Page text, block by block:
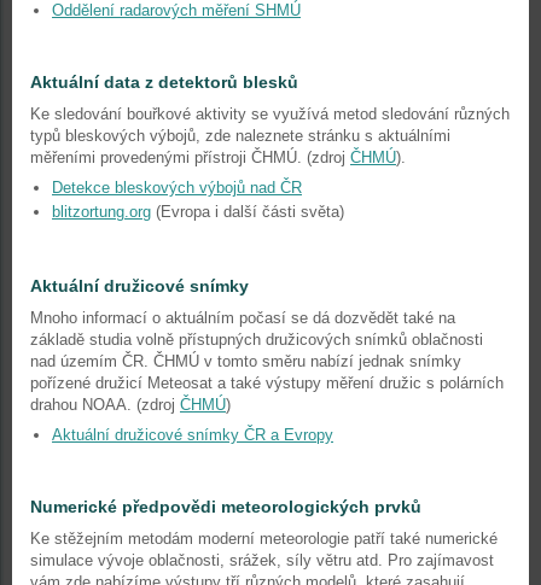
Oddělení radarových měření SHMÚ
Aktuální data z detektorů blesků
Ke sledování bouřkové aktivity se využívá metod sledování různých
typů bleskových výbojů, zde naleznete stránku s aktuálními
měřeními provedenými přístroji ČHMÚ. (zdroj ČHMÚ).
Detekce bleskových výbojů nad ČR
blitzortung.org (Evropa i další části světa)
Aktuální družicové snímky
Mnoho informací o aktuálním počasí se dá dozvědět také na
základě studia volně přístupných družicových snímků oblačnosti
nad územím ČR. ČHMÚ v tomto směru nabízí jednak snímky
pořízené družicí Meteosat a také výstupy měření družic s polárních
drahou NOAA. (zdroj ČHMÚ)
Aktuální družicové snímky ČR a Evropy
Numerické předpovědi meteorologických prvků
Ke stěžejním metodám moderní meteorologie patří také numerické
simulace vývoje oblačnosti, srážek, síly větru atd. Pro zajímavost